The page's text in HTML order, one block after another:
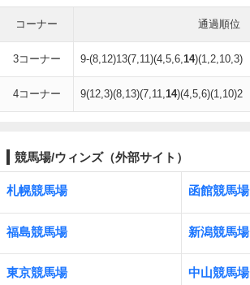
コーナー 通過順位
3コーナー 9-(8,12)13(7,11)(4,5,6,14)(1,2,10,3)
4コーナー 9(12,3)(8,13)(7,11,14)(4,5,6)(1,10)2
競馬場/ウィンズ（外部サイト）
札幌競馬場 函館競馬場
福島競馬場 新潟競馬場
東京競馬場 中山競馬場